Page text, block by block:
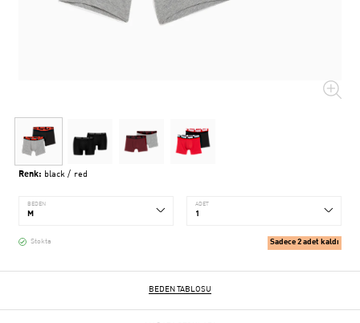
Renk: black / red
BEDEN ADET
Stokta Sadece 2 adet kaldı
BEDEN TABLOSU